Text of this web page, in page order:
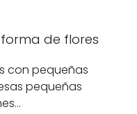
de flores
con pequeñas
pequeñas